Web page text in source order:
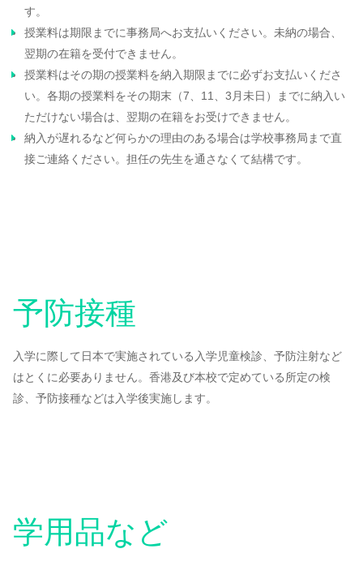
す。
授業料は期限までに事務局へお支払いください。未納の場合、
翌期の在籍を受付できません。
授業料はその期の授業料を納入期限までに必ずお支払いくださ
い。各期の授業料をその期末（7、11、3月未日）までに納入い
ただけない場合は、翌期の在籍をお受けできません。
納入が遅れるなど何らかの理由のある場合は学校事務局まで直
接ご連絡ください。担任の先生を通さなくて結構です。
予防接種
入学に際して日本で実施されている入学児童検診、予防注射など
はとくに必要ありません。香港及び本校で定めている所定の検
診、予防接種などは入学後実施します。
学用品など